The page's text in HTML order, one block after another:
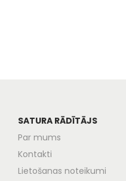
SATURA RĀDĪTĀJS
Par mums
Kontakti
Lietošanas noteikumi